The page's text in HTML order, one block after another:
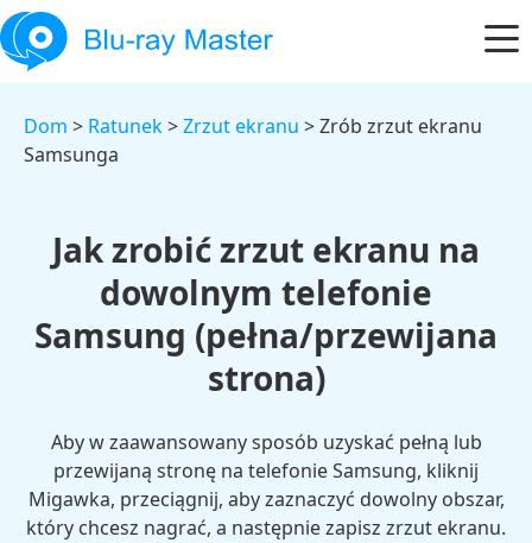
Dom > Ratunek>Zrzut ekranu > Zrób zrzut ekranu
Samsunga
Jak zrobić zrzut ekranu na
dowolnym telefonie
Samsung (pełna/przewijana
strona)
Aby w zaawansowany sposób uzyskać pełną lub
przewijaną stronę na telefonie Samsung, kliknij
Migawka, przeciągnij, aby zaznaczyć dowolny obszar,
który chcesz nagrać, a następnie zapisz zrzut ekranu.